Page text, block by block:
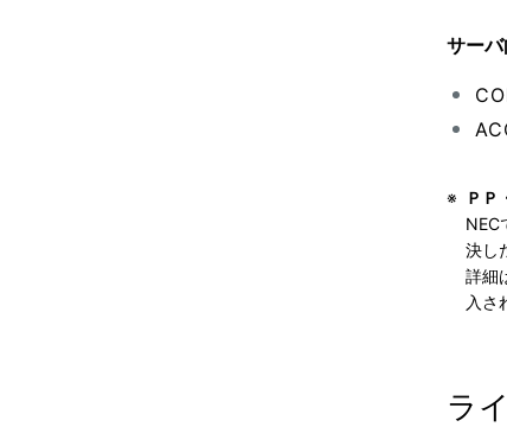
サーバ
※
Ｐ
NEC
決し
詳細
入さ
ラ